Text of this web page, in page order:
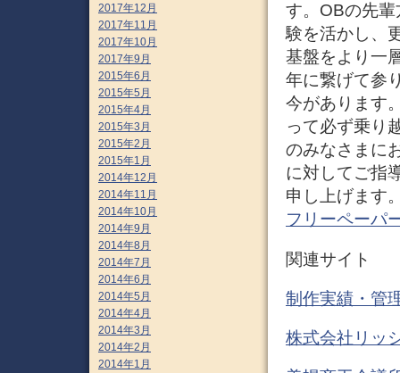
す。OBの先
験を活かし、
基盤をより一
年に繋げて参
今があります
って必ず乗り
のみなさまに
に対してご指
申し上げます
フリーペーパ
関連サイト
制作実績・管
株式会社リッ
2017年12月
2017年11月
2017年10月
2017年9月
2015年6月
2015年5月
2015年4月
2015年3月
2015年2月
2015年1月
2014年12月
2014年11月
2014年10月
2014年9月
2014年8月
2014年7月
2014年6月
2014年5月
2014年4月
2014年3月
2014年2月
2014年1月